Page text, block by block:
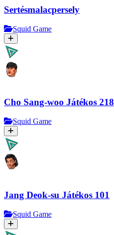
Sertésmalacpersely
Squid Game
Cho Sang-woo Játékos 218
Squid Game
Jang Deok-su Játékos 101
Squid Game